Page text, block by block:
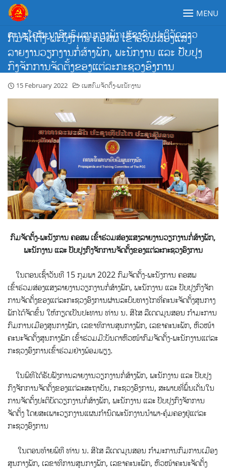
Skip
content
ຄະນະໂຄສະນາອົບຮົມສູນກາງພັກປະຊາຊົນປະຕິວັດລາວ
MENU
ກົມຈັດຕັ້ງ-ພະນັງການ ຄອສພ ເຂົ້າຮ່ວມສ່ອງແສງ
ລາຍງານວຽກງານກໍ່ສ້າງພັກ, ພະນັກງານ ແລະ ປັບປຸງ
ກົງຈັກການຈັດຕັ້ງຂອງແຕ່ລະກະຊວງອົງການ
15 February 2022 ເພສກົມຈັດຕັ້ງ-ພະນັກງານ
ກົມຈັດຕັ້ງ-ພະນັງການ ຄອສພ ເຂົ້າຮ່ວມສ່ອງແສງລາຍງານວຽກງານກໍ່ສ້າງພັກ,
ພະນັກງານ ແລະ ປັບປຸງກົງຈັກການຈັດຕັ້ງຂອງແຕ່ລະກະຊວງອົງການ
ໃນຕອນເຊົ້າວັນທີ 15 ກຸມພາ 2022 ກົມຈັດຕັ້ງ-ພະນັງການ ຄອສພ
ເຂົ້າຮ່ວມສ່ອງແສງລາຍງານວຽກງານກໍ່ສ້າງພັກ, ພະນັກງານ ແລະ ປັບປຸງກົງຈັກ
ການຈັດຕັ້ງຂອງແຕ່ລະກະຊວງອົງການຜ່ານລະບົບທາງໄກທີ່ຄະນະຈັດຕັ້ງສູນກາງ
ພັກໄດ້ຈັດຂຶ້ນ ໃຫ້ກຽດເປັນປະທານ ທ່ານ ນ. ສີໄສ ລືເດດມູນສອນ ກຳມະການ
ກົມການເມືອງສູນກາງພັກ, ເລຂາທິການສູນກາງພັກ, ເລຂາຄະນະພັກ, ຫົວໜ້າ
ຄະນະຈັດຕັ້ງສູນກາງພັກ ເຂົ້າຮ່ວມມີ:ບັນດາຫົວໜ້າກົມຈັດຕັ້ງ-ພະນັກງານແຕ່ລະ
ກະຊວງອົງການເຂົ້າຮ່ວມຢ່າງພ້ອມພຽງ.
ໃນພິທີໄດ້ຮັບຟັງການລາຍງານວຽກງານກໍ່ສ້າງພັກ, ພະນັກງານ ແລະ ປັບປຸງ
ກົງຈັກການຈັດຕັ້ງຂອງແຕ່ລະສະຖາບັນ, ກະຊວງອົງການ, ສະພາບທີ່ພົ້ນເດັ່ນໃນ
ການຈັດຕັ້ງປະຕິບັດວຽກງານກໍ່ສ້າງພັກ, ພະນັກງານ ແລະ ປັບປຸງກົງຈັກການ
ຈັດຕັ້ງ ໂດຍສະເພາະວຽກງານແຜນກຳນົດພະນັກງານນຳພາ-ຄຸ້ມຄອງຢູ່ແຕ່ລະ
ກະຊວງອົງການ
ໃນຕອນທ້າຍພິທີ ທ່ານ ນ. ສີໄສ ລືເດດມູນສອນ ກຳມະການກົມການເມືອງ
ສູນກາງພັກ, ເລຂາທິການສູນກາງພັກ, ເລຂາຄະນະພັກ, ຫົວໜ້າຄະນະຈັດຕັ້ງ